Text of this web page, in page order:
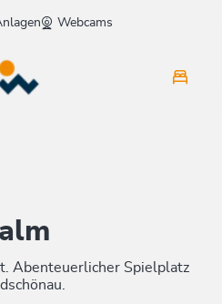
Webcams
Abenteuerlicher Spielplatz